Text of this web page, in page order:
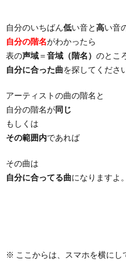
自分のいちばん低い音と高い音
自分の階名がわかったら
表の声域＝音域（階名） のとこ
自分に合った曲を探してくださ
アーティストの曲の階名と
自分の階名が同じ
もしくは
その範囲内であれば
その曲は
自分に合ってる曲になりますよ。
※ ここからは、スマホを横にし